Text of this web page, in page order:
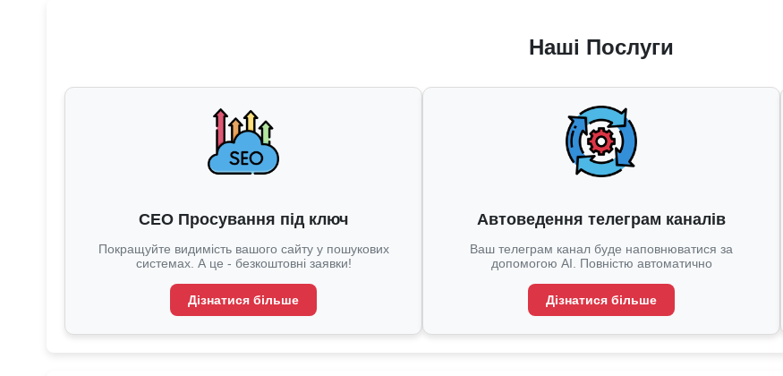
Наші Послуги
СЕО Просування під ключ
Покращуйте видимість вашого сайту у пошукових
системах. А це - безкоштовні заявки!
Дізнатися більше
Автоведення телеграм каналів
Ваш телеграм канал буде наповнюватися за
допомогою AI. Повністю автоматично
Дізнатися більше